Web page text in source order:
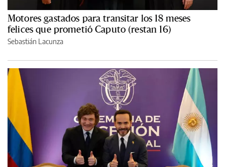
Motores gastados para transitar los 18 meses
felices que prometió Caputo (restan 16)
Sebastián Lacunza